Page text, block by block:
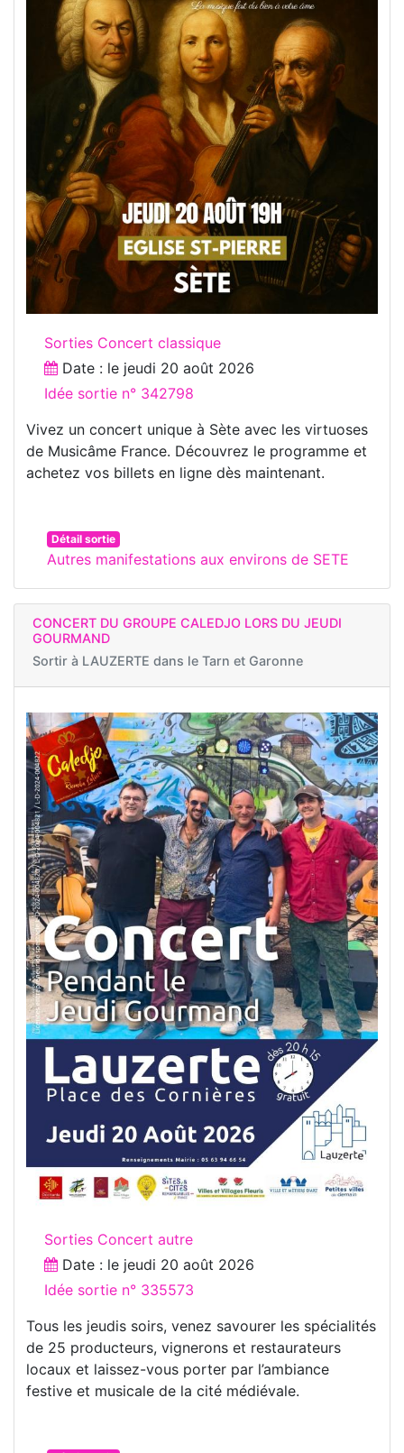
Sorties Concert classique
Date : le jeudi 20 août 2026
Idée sortie n° 342798
Vivez un concert unique à Sète avec les virtuoses
de Musicâme France. Découvrez le programme et
achetez vos billets en ligne dès maintenant.
Détail sortie
Autres manifestations aux environs de SETE
CONCERT DU GROUPE CALEDJO LORS DU JEUDI
GOURMAND
Sortir à LAUZERTE dans le Tarn et Garonne
Sorties Concert autre
Date : le jeudi 20 août 2026
Idée sortie n° 335573
Tous les jeudis soirs, venez savourer les spécialités
de 25 producteurs, vignerons et restaurateurs
locaux et laissez-vous porter par l’ambiance
festive et musicale de la cité médiévale.